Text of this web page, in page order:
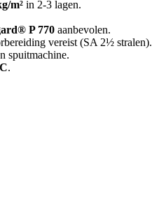
m² in 2-3 lagen.
P 770 aanbevolen.
vereist (SA 2½ stralen).
spuitmachine.
.